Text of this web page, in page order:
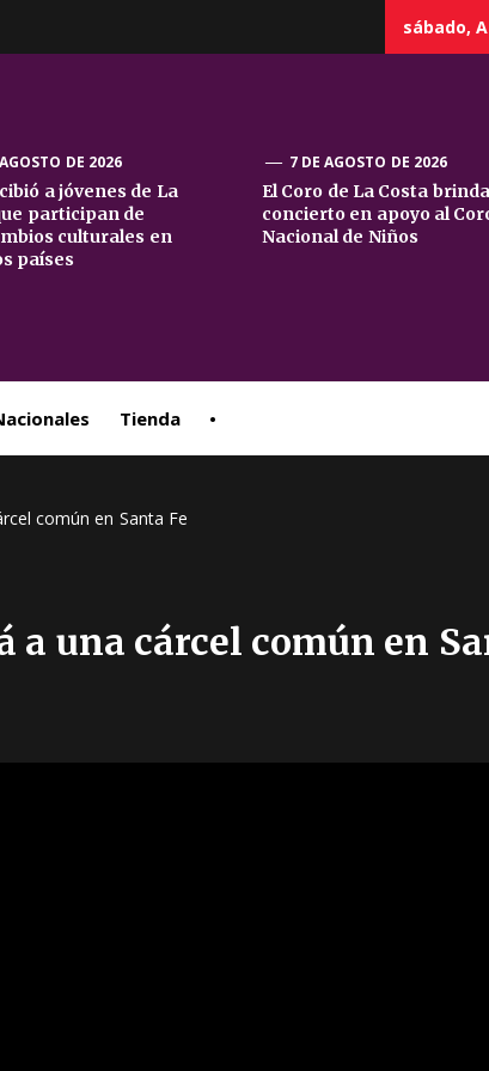
sábado,
DE 2026
a jóvenes de La
participan de
culturales en
países
7 DE AGOSTO DE 2026
El Coro de La Costa
concierto en apoyo al
Nacional de Niños
Tienda •
común en Santa Fe
a una cárcel común en